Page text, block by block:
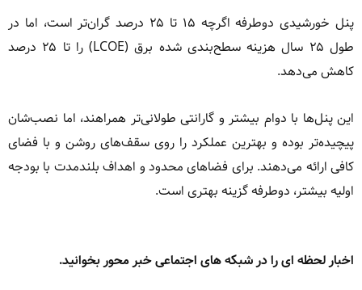
پنل خورشیدی دوطرفه اگرچه ۱۵ تا ۲۵ درصد گران‌تر است، اما در
طول ۲۵ سال هزینه سطح‌بندی شده برق (LCOE) را تا ۲۵ درصد
کاهش می‌دهد.
این پنل‌ها با دوام بیشتر و گارانتی طولانی‌تر همراهند، اما نصب‌شان
پیچیده‌تر بوده و بهترین عملکرد را روی سقف‌های روشن و با فضای
کافی ارائه می‌دهند. برای فضاهای محدود و اهداف بلندمدت با بودجه
اولیه بیشتر، دوطرفه گزینه بهتری است.
اخبار لحظه ای را در شبکه های اجتماعی خبر محور بخوانید.